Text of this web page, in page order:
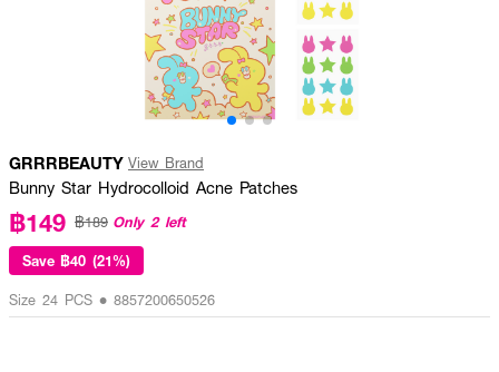
GRRRBEAUTY View Brand
Bunny Star Hydrocolloid Acne Patches
฿149 ฿189 Only 2 left
Save ฿40 (21%)
Size 24 PCS • 8857200650526